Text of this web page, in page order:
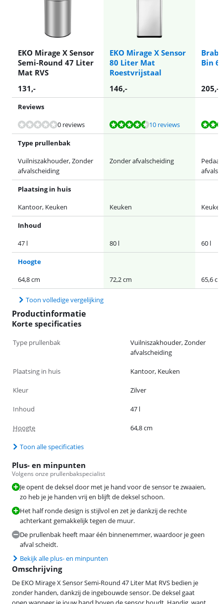
EKO Mirage X Sensor
Semi-Round 47 Liter
Mat RVS
EKO Mirage X Sensor
80 Liter Mat
Roestvrijstaal
Bin
131,- 146,- 205,-
Reviews
0 reviews
Beoordeling is 9,0 van de 10, gebaseerd op 10 reviews.10 reviews
Beoordeling is 9,2 van de 10, gebaseerd op 178 reviews.
Beoordeling is 9,5 van de 10, gebaseerd op 29 reviews.
Beoordeling is 9,3 van de 10, gebaseerd op 1 review.
Type prullenbak
Vuilniszakhouder, Zonder
afvalscheiding
Zonder afvalscheiding
Plaatsing in huis
Kantoor, Keuken
Keuken
Inhoud
47 l
80 l 60 l
Hoogte
64,8 cm
72,2 cm 65,6
Toon volledige vergelijking
Productinformatie
Korte specificaties
Type prullenbak
Vuilniszakhouder, Zonder
afvalscheiding
Plaatsing in huis Kantoor, Keuken
Kleur Zilver
Inhoud 47 l
Hoogte 64,8 cm
Toon alle specificaties
Plus- en minpunten
Volgens onze prullenbakspecialist
Je opent de deksel door met je hand voor de sensor te zwaaien,
zo heb je je handen vrij en blijft de deksel schoon.
Het half ronde design is stijlvol en zet je dankzij de rechte
achterkant gemakkelijk tegen de muur.
De prullenbak heeft maar één binnenemmer, waardoor je geen
afval scheidt.
Bekijk alle plus- en minpunten
Omschrijving
De EKO Mirage X Sensor Semi-Round 47 Liter Mat RVS bedien je
zonder handen, dankzij de ingebouwde sensor. De deksel gaat